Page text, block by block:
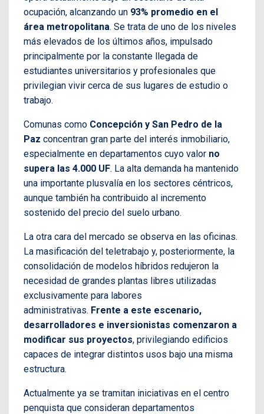
ocupación, alcanzando un 93% promedio en el
área metropolitana. Se trata de uno de los niveles
más elevados de los últimos años, impulsado
principalmente por la constante llegada de
estudiantes universitarios y profesionales que
privilegian vivir cerca de sus lugares de estudio o
trabajo.
Comunas como Concepción y San Pedro de la
Paz concentran gran parte del interés inmobiliario,
especialmente en departamentos cuyo valor no
supera las 4.000 UF. La alta demanda ha mantenido
una importante plusvalía en los sectores céntricos,
aunque también ha contribuido al incremento
sostenido del precio del suelo urbano.
La otra cara del mercado se observa en las oficinas.
La masificación del teletrabajo y, posteriormente, la
consolidación de modelos híbridos redujeron la
necesidad de grandes plantas libres utilizadas
exclusivamente para labores
administrativas. Frente a este escenario,
desarrolladores e inversionistas comenzaron a
modificar sus proyectos, privilegiando edificios
capaces de integrar distintos usos bajo una misma
estructura.
Actualmente ya se tramitan iniciativas en el centro
penquista que consideran departamentos